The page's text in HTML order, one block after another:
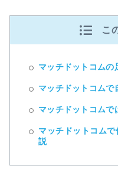
こ
マッチドットコムの
マッチドットコムで
マッチドットコムで
マッチドットコム
説